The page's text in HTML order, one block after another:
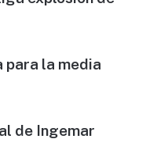
para la media
de Ingemar